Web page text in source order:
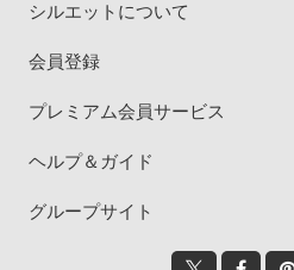
シルエットについて
会員登録
プレミアム会員サービス
ヘルプ＆ガイド
グループサイト